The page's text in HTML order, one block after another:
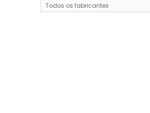
Todos os fabricantes